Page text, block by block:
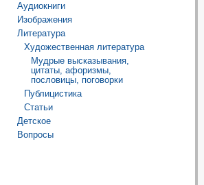
Аудиокниги
Изображения
Литература
Художественная литература
Мудрые высказывания,
цитаты, афоризмы,
пословицы, поговорки
Публицистика
Статьи
Детское
Вопросы